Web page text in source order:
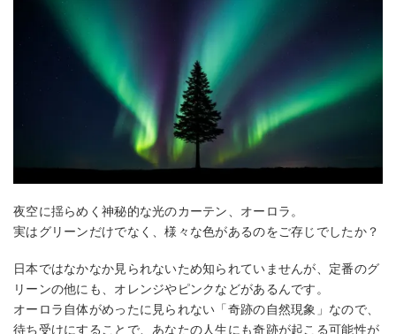
夜空に揺らめく神秘的な光のカーテン、オーロラ。
実はグリーンだけでなく、様々な色があるのをご存じでしたか？
日本ではなかなか見られないため知られていませんが、定番のグ
リーンの他にも、オレンジやピンクなどがあるんです。
オーロラ自体がめったに見られない「奇跡の自然現象」なので、
待ち受けにすることで、あなたの人生にも奇跡が起こる可能性が